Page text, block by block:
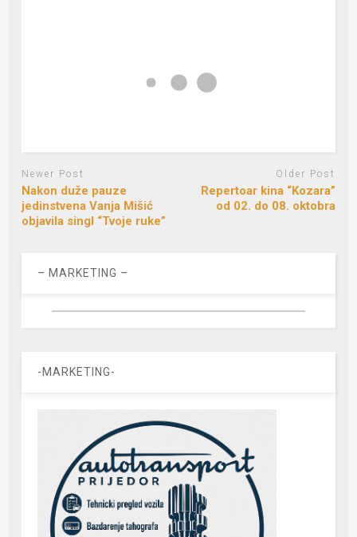
Newer Post
Nakon duže pauze
jedinstvena Vanja Mišić
objavila singl “Tvoje ruke”
Older Post
Repertoar kina “Kozara”
od 02. do 08. oktobra
– MARKETING –
-MARKETING-